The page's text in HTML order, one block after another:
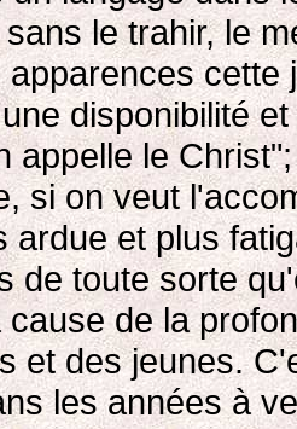
le trahir, le
disponibilité
appelle le
si on veut
ardue et plus
de toute sorte
de la
et des jeunes.
les années à